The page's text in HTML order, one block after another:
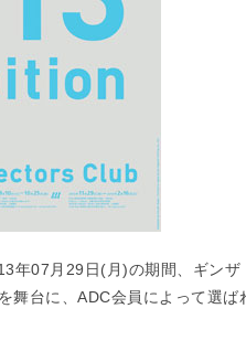
年07月29日(月)の期間、ギンザ
舞台に、ADC会員によって選ば